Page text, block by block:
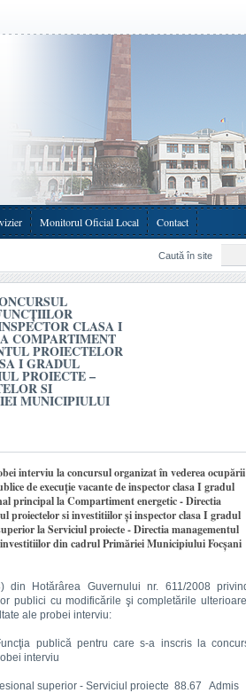
Monitorul Oficial Local Contact
Caută în site
CLASA I
COMPARTIMENT
PROIECTELOR
I GRADUL
PROIECTE –
SI
MUNICIPIULUI
interviu la concursul organizat în vederea ocupării
de execuţie vacante de inspector clasa I gradul
principal la Compartiment energetic - Directia
proiectelor si investitiilor și inspector clasa I gradul
la Serviciul proiecte - Directia managementul
din cadrul Primăriei Municipiului Focşani
Hotărârea Guvernului nr. 611/2008
publici cu modificările şi completările
ale probei interviu:
publică pentru care s-a inscris la
interviu
superior - Serviciul proiecte 88.67 Admis